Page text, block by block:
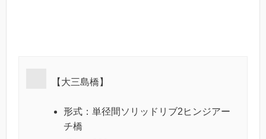
【大三島橋】
形式：単径間ソリッドリブ2ヒンジアー
チ橋